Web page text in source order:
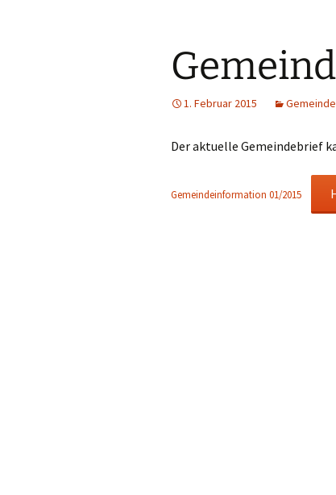
1. Februar 2015
Der aktuelle Gemeindebrief
Gemeindeinformation 01/2015